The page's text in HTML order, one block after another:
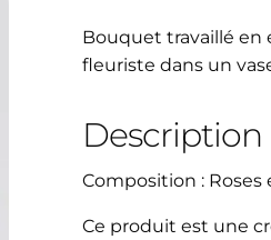
Bouquet travaillé en
fleuriste dans un
Description
Composition : Roses
Ce produit est une